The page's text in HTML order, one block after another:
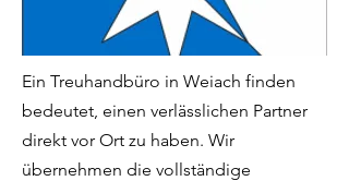
Ein Treuhandbüro in Weiach finden
bedeutet, einen verlässlichen Partner
direkt vor Ort zu haben. Wir
übernehmen die vollständige